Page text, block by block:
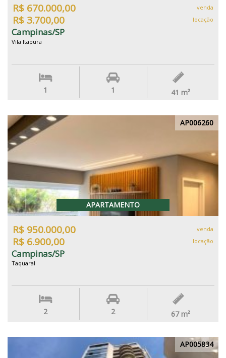
R$ 670.000,00 venda
R$ 3.700,00 locação
Campinas/SP
Vila Itapura
1 1 41 m²
AP006260
APARTAMENTO
R$ 950.000,00 venda
R$ 6.900,00 locação
Campinas/SP
Taquaral
2 2 67 m²
AP005834